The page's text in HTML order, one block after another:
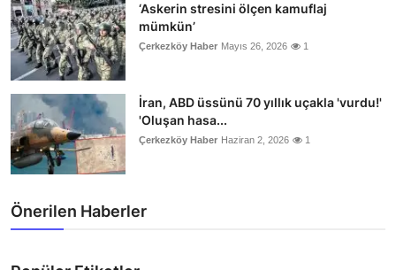
‘Askerin stresini ölçen kamuflaj
mümkün’
Çerkezköy Haber Mayıs 26, 2026 1
İran, ABD üssünü 70 yıllık uçakla 'vurdu!'
'Oluşan hasa...
Çerkezköy Haber Haziran 2, 2026 1
Önerilen Haberler